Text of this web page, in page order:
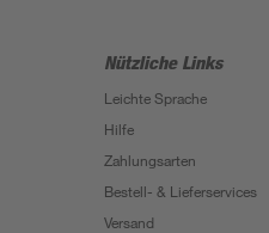
Nützliche Links
Leichte Sprache
Hilfe
Zahlungsarten
Bestell- & Lieferservices
Versand